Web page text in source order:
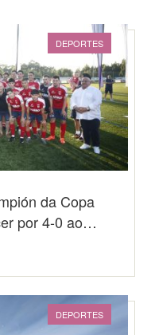
DEPORTES
da Copa
por 4-0 ao…
DEPORTES